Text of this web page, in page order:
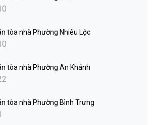
tòa nhà Phường Nhiêu Lộc
tòa nhà Phường An Khánh
tòa nhà Phường Bình Trưng